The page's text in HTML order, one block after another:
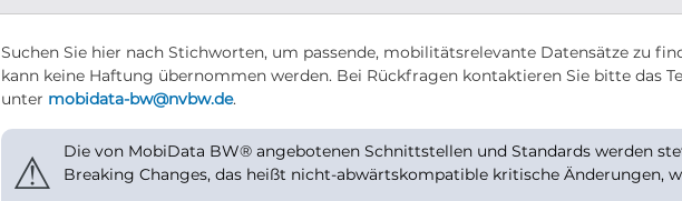
Suchen Sie hier nach Stichworten, um passende, mobilitätsrelevante Datensätze zu
kann keine Haftung übernommen werden. Bei Rückfragen kontaktieren Sie bitte das
unter mobidata-bw@nvbw.de.
⚠
Die von MobiData BW® angebotenen Schnittstellen und Standards werden
Breaking Changes, das heißt nicht-abwärtskompatible kritische Änderungen,